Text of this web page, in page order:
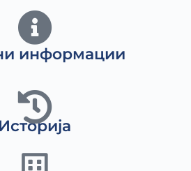
информации
Историја